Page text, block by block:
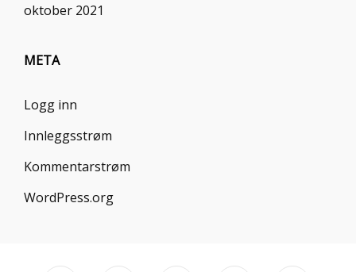
oktober 2021
META
Logg inn
Innleggsstrøm
Kommentarstrøm
WordPress.org